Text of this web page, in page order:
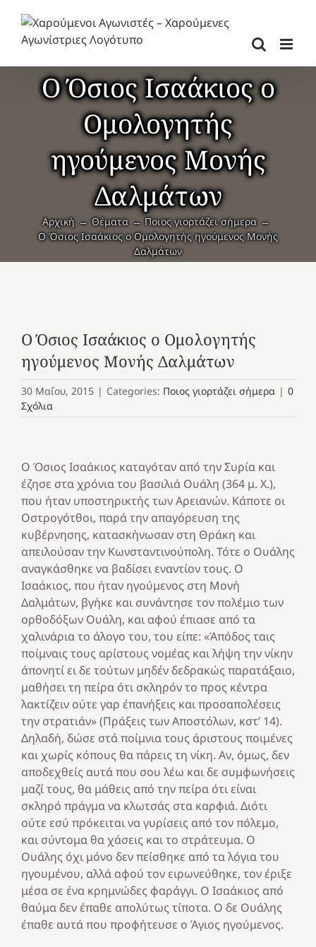
περιεχόμενο
Ο Όσιος Ισαάκιος ο
Ομολογητής
ηγούμενος Μονής
Δαλμάτων
Αρχική Θέματα
Ποιος γιορτάζει σήμερα
Ο Όσιος Ισαάκιος ο Ομολογητής ηγούμενος Μονής
Δαλμάτων
Ο Όσιος Ισαάκιος ο Ομολογητής
ηγούμενος Μονής Δαλμάτων
30 Μαΐου, 2015 | Categories: Ποιος γιορτάζει σήμερα | 0
Σχόλια
Ο Όσιος Ισαάκιος καταγόταν από την Συρία και
έζησε στα χρόνια του βασιλιά Ουάλη (364 μ. Χ.),
που ήταν υποστηρικτής των Αρειανών. Κάποτε οι
Οστρογότθοι, παρά την απαγόρευση της
κυβέρνησης, κατασκήνωσαν στη Θράκη και
απειλούσαν την Κωνσταντινούπολη. Τότε ο Ουάλης
αναγκάσθηκε να βαδίσει εναντίον τους. Ο
Ισαάκιος, που ήταν ηγούμενος στη Μονή
Δαλμάτων, βγήκε και συνάντησε τον πολέμιο των
ορθοδόξων Ουάλη, και αφού έπιασε από τα
χαλινάρια το άλογο του, του είπε: «Άπόδος ταις
ποίμναις τους αρίστους νομέας και λήψη την νίκην
άπονητί ει δε τούτων μηδέν δεδρακώς παρατάξαιο,
μαθήσει τη πείρα ότι σκληρόν το προς κέντρα
λακτίζειν ούτε γαρ έπανήξεις και προσαπολέσεις
την στρατιάν» (Πράξεις των Αποστόλων, κστ’ 14).
Δηλαδή, δώσε στά ποίμνια τους άριστους ποιμένες
και χωρίς κόπους θα πάρεις τη νίκη. Αν, όμως, δεν
αποδεχθείς αυτά που σου λέω και δε συμφωνήσεις
μαζί τους, θα μάθεις από την πείρα ότι είναι
σκληρό πράγμα να κλωτσάς στα καρφιά. Διότι
ούτε εσύ πρόκειται να γυρίσεις από τον πόλεμο,
και σύντομα θα χάσεις και το στράτευμα. Ο
Ουάλης όχι μόνο δεν πείσθηκε από τα λόγια του
ηγουμένου, αλλά αφού τον ειρωνεύθηκε, τον έριξε
μέσα σε ένα κρημνώδες φαράγγι. Ο Ισαάκιος από
θαύμα δεν έπαθε απολύτως τίποτα. Ο δε Ουάλης
έπαθε αυτά που προφήτευσε ο Άγιος ηγούμενος.